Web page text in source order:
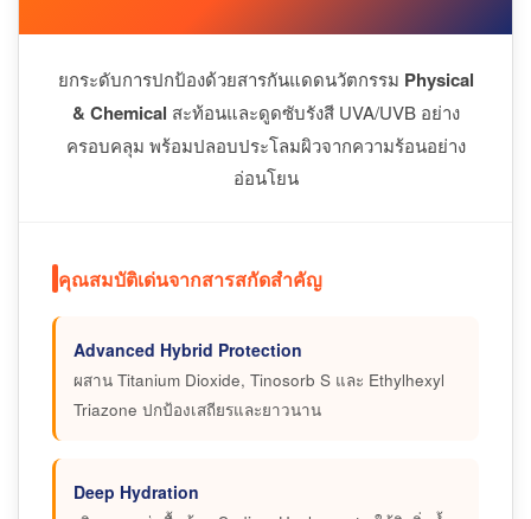
ยกระดับการปกป้องด้วยสารกันแดดนวัตกรรม Physical
& Chemical สะท้อนและดูดซับรังสี UVA/UVB อย่าง
ครอบคลุม พร้อมปลอบประโลมผิวจากความร้อนอย่าง
อ่อนโยน
คุณสมบัติเด่นจากสารสกัดสำคัญ
Advanced Hybrid Protection
ผสาน Titanium Dioxide, Tinosorb S และ Ethylhexyl
Triazone ปกป้องเสถียรและยาวนาน
Deep Hydration